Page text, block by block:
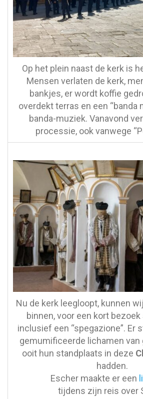
Op het plein naast de kerk is
Mensen verlaten de kerk,
bankjes, er wordt koffie
overdekt terras en een “banda
banda-muziek. Vanavond
processie, ook vanwege
Nu de kerk leegloopt, kunnen
binnen, voor een kort bezoek
inclusief een “spegazione”. Er
gemumificeerde lichamen
ooit hun standplaats in deze
hadden.
Escher maakte er een
tijdens zijn reis over